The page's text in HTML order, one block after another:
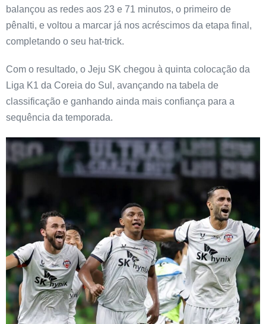
balançou as redes aos 23 e 71 minutos, o primeiro de
pênalti, e voltou a marcar já nos acréscimos da etapa final,
completando o seu hat-trick.
Com o resultado, o Jeju SK chegou à quinta colocação da
Liga K1 da Coreia do Sul, avançando na tabela de
classificação e ganhando ainda mais confiança para a
sequência da temporada.